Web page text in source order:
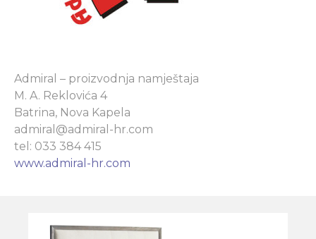
Admiral – proizvodnja namještaja
M. A. Reklovića 4
Batrina, Nova Kapela
admiral@admiral-hr.com
tel: 033 384 415
www.admiral-hr.com